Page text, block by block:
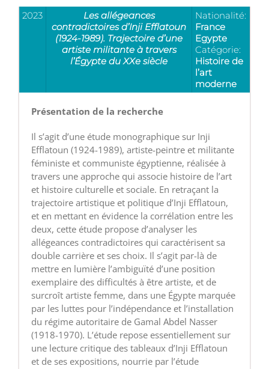
2023
Les allégeances
contradictoires d’Inji Efflatoun
(1924-1989). Trajectoire d’une
artiste militante à travers
l’Égypte du XXe siècle
Nationalité:
France
Egypte
Catégorie:
Histoire de
l’art
moderne
Présentation de la recherche
Il s’agit d’une étude monographique sur Inji
Efflatoun (1924-1989), artiste-peintre et militante
féministe et communiste égyptienne, réalisée à
travers une approche qui associe histoire de l’art
et histoire culturelle et sociale. En retraçant la
trajectoire artistique et politique d’Inji Efflatoun,
et en mettant en évidence la corrélation entre les
deux, cette étude propose d’analyser les
allégeances contradictoires qui caractérisent sa
double carrière et ses choix. Il s’agit par-là de
mettre en lumière l’ambiguïté d’une position
exemplaire des difficultés à être artiste, et de
surcroît artiste femme, dans une Égypte marquée
par les luttes pour l’indépendance et l’installation
du régime autoritaire de Gamal Abdel Nasser
(1918-1970). L’étude repose essentiellement sur
une lecture critique des tableaux d’Inji Efflatoun
et de ses expositions, nourrie par l’étude